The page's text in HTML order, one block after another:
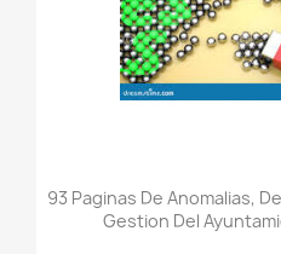
93 Paginas De Anomalias,
Gestion Del